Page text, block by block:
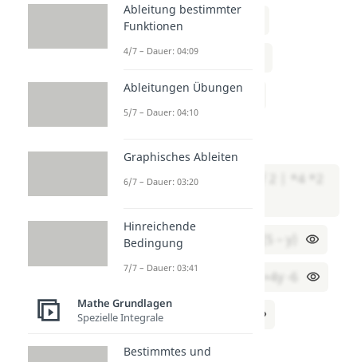
⇔ 2x + y = 5 | -y
⇔ 2x = 5 – y | ÷2
⇔ x = (5 – y) / 2
Setze I und II gleich:
(3 + 3y) / 4 = (5 – y) / 2 | *4 *2
⇔ 2 * (3 + 3y) = 4 * (5 – y)
⇔ 6 + 6y = 20 – 4y | +4y -6
⇔ 10y = 14 | ÷10
⇔ y = 14 / 10
Ableitung bestimmter
Funktionen
4/7 – Dauer: 04:09
Ableitungen Übungen
5/7 – Dauer: 04:10
Graphisches Ableiten
6/7 – Dauer: 03:20
Hinreichende
Bedingung
7/7 – Dauer: 03:41
Mathe Grundlagen
Spezielle Integrale
Bestimmtes und